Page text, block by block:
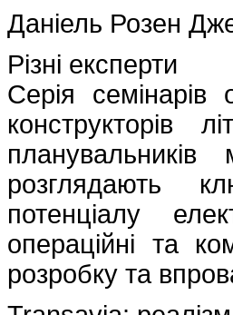
Даніель Розен
Різні експерти
Серія семінарів
конструкторів
розглядають
потенціалу
операційні та
розробку та